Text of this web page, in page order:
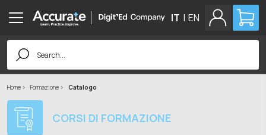
IT | EN
Search
for:
Home Formazione Catalogo
CORSI DI FORMAZIONE